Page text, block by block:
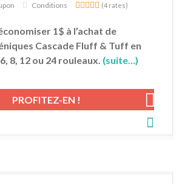
Conditions (4 rates)
1$ à l’achat de
Cascade Fluff & Tuff en
8, 12 ou 24 rouleaux. (suite…)
PROFITEZ-EN !